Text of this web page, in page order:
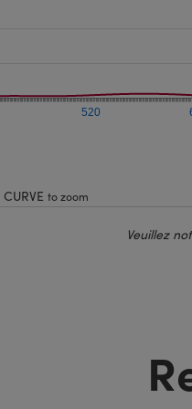
520
CURVE to zoom
Veuillez